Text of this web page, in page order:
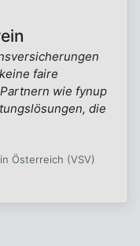
faire
wie fynup
die
Österreich (VSV)